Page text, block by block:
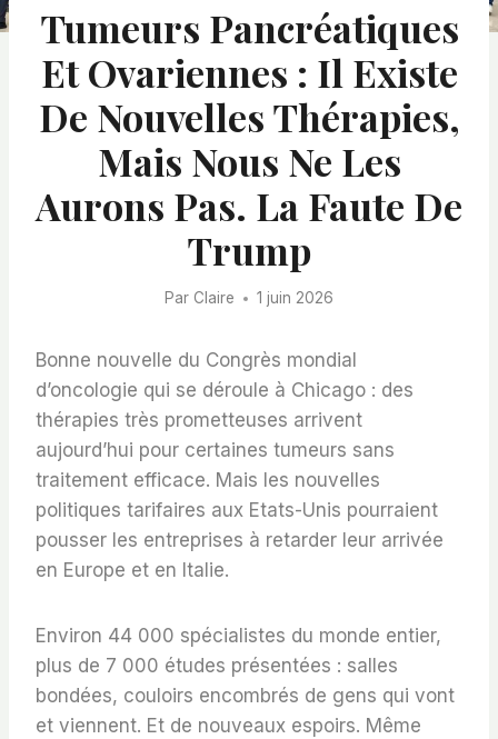
Tumeurs Pancréatiques
Et Ovariennes : Il Existe
De Nouvelles Thérapies,
Mais Nous Ne Les
Aurons Pas. La Faute De
Trump
Par Claire 1 juin 2026
Bonne nouvelle du Congrès mondial
d’oncologie qui se déroule à Chicago : des
thérapies très prometteuses arrivent
aujourd’hui pour certaines tumeurs sans
traitement efficace. Mais les nouvelles
politiques tarifaires aux Etats-Unis pourraient
pousser les entreprises à retarder leur arrivée
en Europe et en Italie.
Environ 44 000 spécialistes du monde entier,
plus de 7 000 études présentées : salles
bondées, couloirs encombrés de gens qui vont
et viennent. Et de nouveaux espoirs. Même